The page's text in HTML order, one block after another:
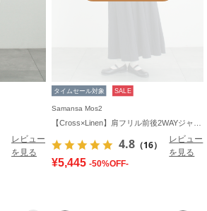
レビュー
を見る
タイムセール対象 SALE
Samansa Mos2
4.8 （16）
レビュー
を見る
¥5,445 -50%OFF-